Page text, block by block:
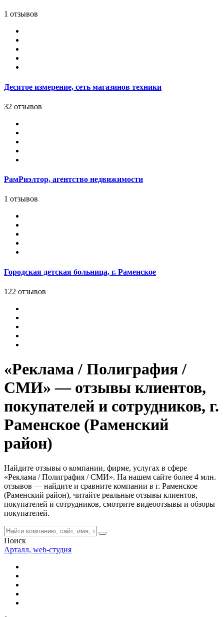
1 отзывов
Десятое измерение, сеть магазинов техники
32 отзывов
РамРиэлтор, агентство недвижимости
1 отзывов
Городская детская больница, г. Раменское
122 отзывов
«Реклама / Полиграфия /
СМИ» — отзывы клиентов,
покупателей и сотрудников, г.
Раменское (Раменский
район)
Найдите отзывы о компании, фирме, услугах в сфере
«Реклама / Полиграфия / СМИ». На нашем сайте более 4 млн.
отзывов — найдите и сравните компании в г. Раменское
(Раменский район), читайте реальные отзывы клиентов,
покупателей и сотрудников, смотрите видеоотзывы и обзоры
покупателей.
Поиск
Арталл, web-студия